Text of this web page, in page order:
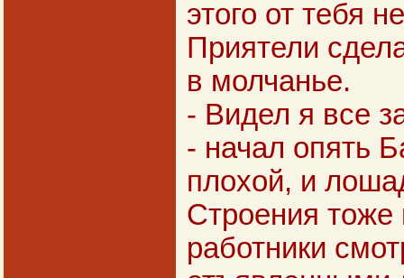
этого от тебя
Приятели
в молчанье.
- Видел я все
- начал опять
плохой, и
Строения тоже
работники